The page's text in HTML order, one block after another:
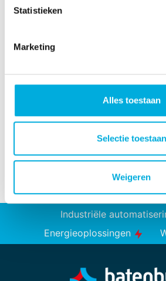
Statistieken
Marketing
Alles toestaan
Selectie toestaan
Weigeren
Industriële
Energieoplossingen